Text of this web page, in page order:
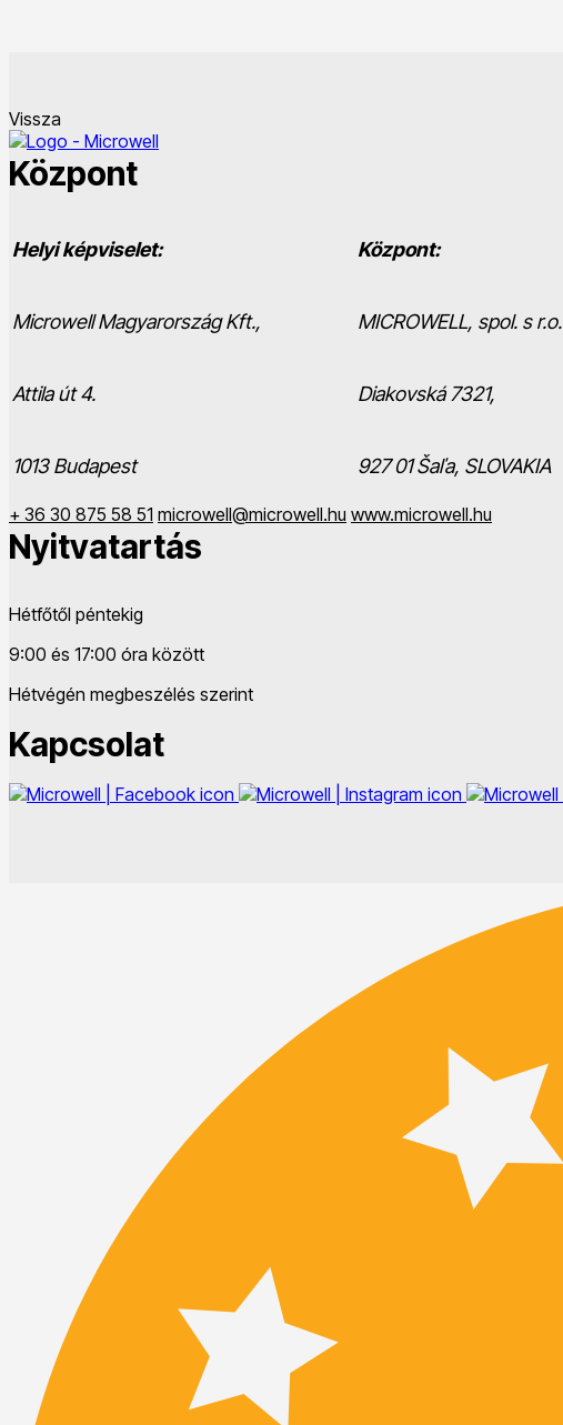
Vissza
Központ
Helyi képviselet: Központ:
Microwell Magyarország Kft., MICROWELL, spol. s r.o.
Attila út 4. Diakovská 7321,
1013 Budapest 927 01 Šaľa, SLOVAKIA
+ 36 30 875 58 51 microwell@microwell.hu www.microwell.hu
Nyitvatartás
Hétfőtől péntekig
9:00 és 17:00 óra között
Hétvégén megbeszélés szerint
Kapcsolat